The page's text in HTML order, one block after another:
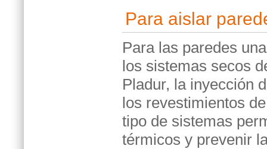
Para aislar
Para las paredes
los sistemas secos
Pladur, la inyección
los revestimientos
tipo de sistemas
térmicos y prevenir